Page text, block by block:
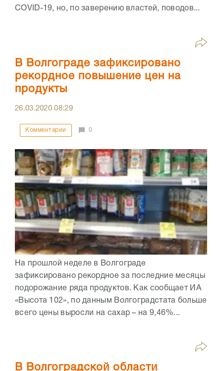
COVID-19, но, по заверению властей, поводов...
В Волгограде зафиксировано
рекордное повышение цен на
продукты
26.03.202008:29
Комментарии 0
На прошлой неделе в Волгограде
зафиксировано рекордное за последние месяцы
подорожание ряда продуктов. Как сообщает ИА
«Высота 102», по данным Волгоградстата больше
всего цены выросли на сахар – на 9,46%...
В Волгоградской области